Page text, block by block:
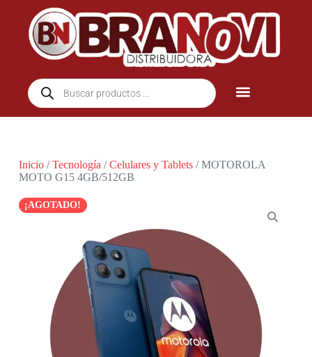
Inicio/Tecnología /Celulares y Tablets/ MOTOROLA
MOTO G15 4GB/512GB
¡AGOTADO!